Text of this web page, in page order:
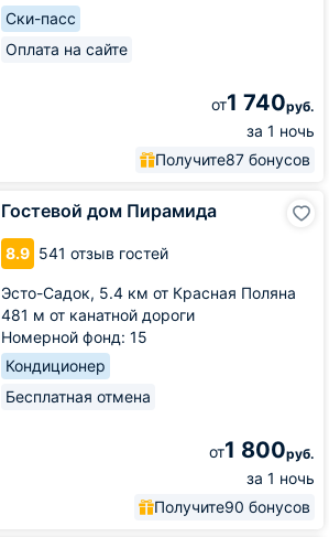
Ски-пасс
Оплата на сайте
от1 740руб.
за 1 ночь
Получите87 бонусов
Гостевой дом Пирамида
8.9 541 отзыв гостей
Эсто-Садок, 5.4 км от Красная Поляна
481 м от канатной дороги
Номерной фонд: 15
Кондиционер
Бесплатная отмена
от1 800руб.
за 1 ночь
Получите90 бонусов